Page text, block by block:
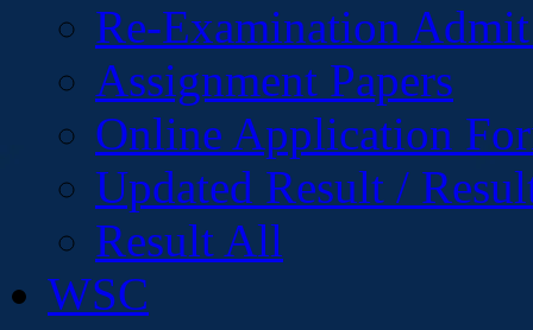
Re-Examination
Assignment Papers
Online Application
Updated Result /
Result All
WSC